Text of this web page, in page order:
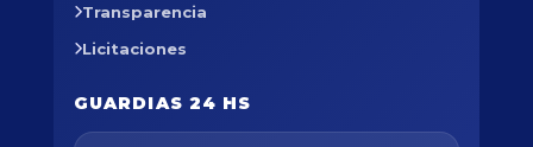
Transparencia
Licitaciones
GUARDIAS 24 HS